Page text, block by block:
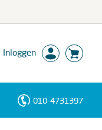
Inloggen
010-4731397